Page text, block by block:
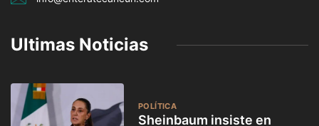
Ultimas Noticias
POLÍTICA
Sheinbaum insiste en